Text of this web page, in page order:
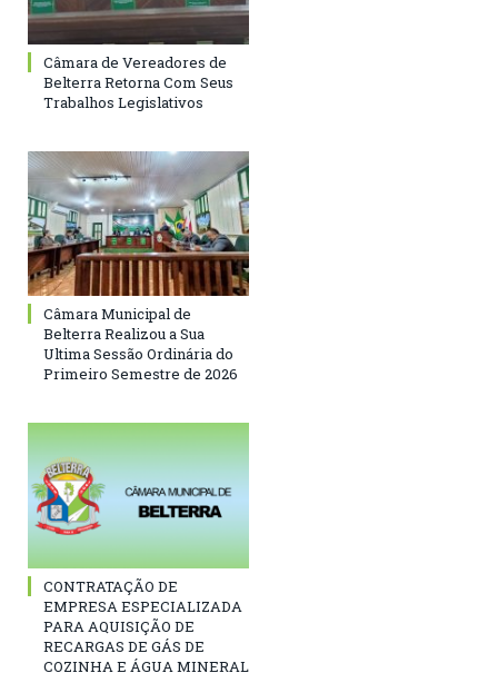
Câmara de Vereadores de
Belterra Retorna Com Seus
Trabalhos Legislativos
Câmara Municipal de
Belterra Realizou a Sua
Ultima Sessão Ordinária do
Primeiro Semestre de 2026
CONTRATAÇÃO DE
EMPRESA ESPECIALIZADA
PARA AQUISIÇÃO DE
RECARGAS DE GÁS DE
COZINHA E ÁGUA MINERAL